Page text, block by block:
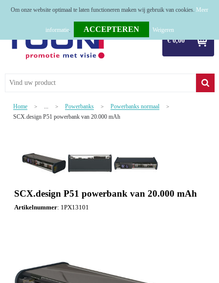
€ 0,00
Relatiegeschenken
Werkkleding
Kerstpakketten
TOP 50
Home > ... > Powerbanks > Powerbanks normaal >
SCX.design P51 powerbank van 20.000 mAh
SCX.design P51 powerbank van 20.000 mAh
Artikelnummer: 1PX13101
Om onze website optimaal te laten functioneren maken wij gebruik van cookies. Meer
informatie. Weigeren